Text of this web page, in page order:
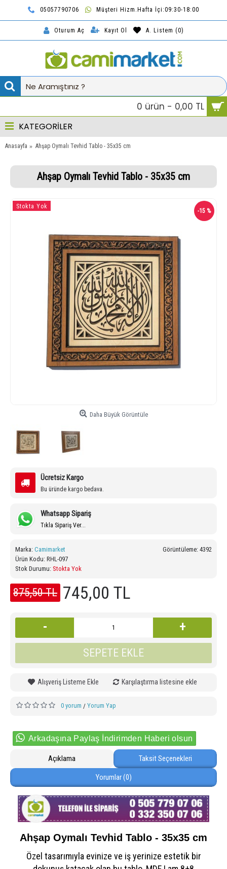
05057790706 Müşteri Hizm.Hafta İçi:09:30-18:00
Oturum Aç Kayıt Ol A. Listem (0)
0 ürün - 0,00 TL
KATEGORİLER
Anasayfa Ahşap Oymalı Tevhid Tablo - 35x35 cm
Ahşap Oymalı Tevhid Tablo - 35x35 cm
-15 %
Stokta Yok
Daha Büyük Görüntüle
Ücretsiz Kargo
Bu üründe kargo bedava.
Whatsapp Sipariş
Tıkla Sipariş Ver...
Görüntüleme: 4392
Marka: Camimarket
Ürün Kodu: RHL-097
Stok Durumu: Stokta Yok
875,50 TL 745,00 TL
- +
SEPETE EKLE
Alışveriş Listeme Ekle Karşılaştırma listesine ekle
0 yorum / Yorum Yap
Arkadaşına Paylaş İndirimden Haberi olsun
Açıklama Taksit Seçenekleri
Yorumlar (0)
Ahşap Oymalı Tevhid Tablo - 35x35 cm
Özel tasarımıyla evinize ve iş yerinize estetik bir